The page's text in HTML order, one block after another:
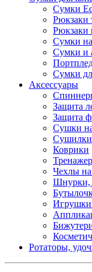
Сумки
Рюкзаки
Рюкзаки
Сумки
Сумки и
Сумки
Аксессуары
Защита
Защита
Сушки на
Коврики
Чехлы
Шнурки,
Игрушки
Ротаторы,